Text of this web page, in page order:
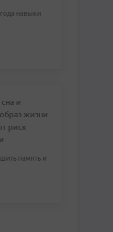
навыки
и
жизни
риск
память и